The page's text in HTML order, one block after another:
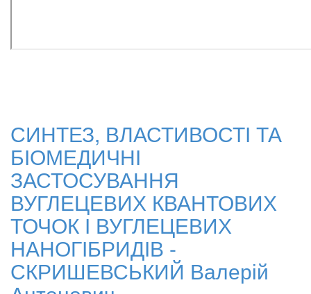
СИНТЕЗ, ВЛАСТИВОСТІ ТА
БІОМЕДИЧНІ
ЗАСТОСУВАННЯ
ВУГЛЕЦЕВИХ КВАНТОВИХ
ТОЧОК І ВУГЛЕЦЕВИХ
НАНОГІБРИДІВ -
СКРИШЕВСЬКИЙ Валерій